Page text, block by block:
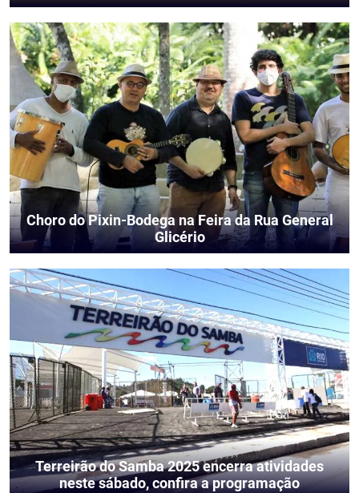
Choro do Pixin-Bodega na Feira da Rua General
Glicério
Terreirão do Samba 2025 encerra atividades
neste sábado, confira a programação